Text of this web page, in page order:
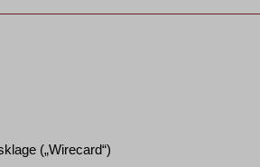
(„Wirecard“)